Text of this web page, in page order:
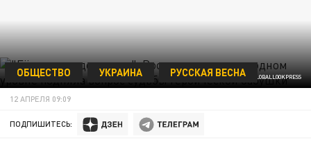
© MAKSIM KONSTANTINOV/GLOBALLOOKPRESS
ОБЩЕСТВО УКРАИНА РУССКАЯ ВЕСНА
12 АПРЕЛЯ 09:09
ПОДПИШИТЕСЬ: